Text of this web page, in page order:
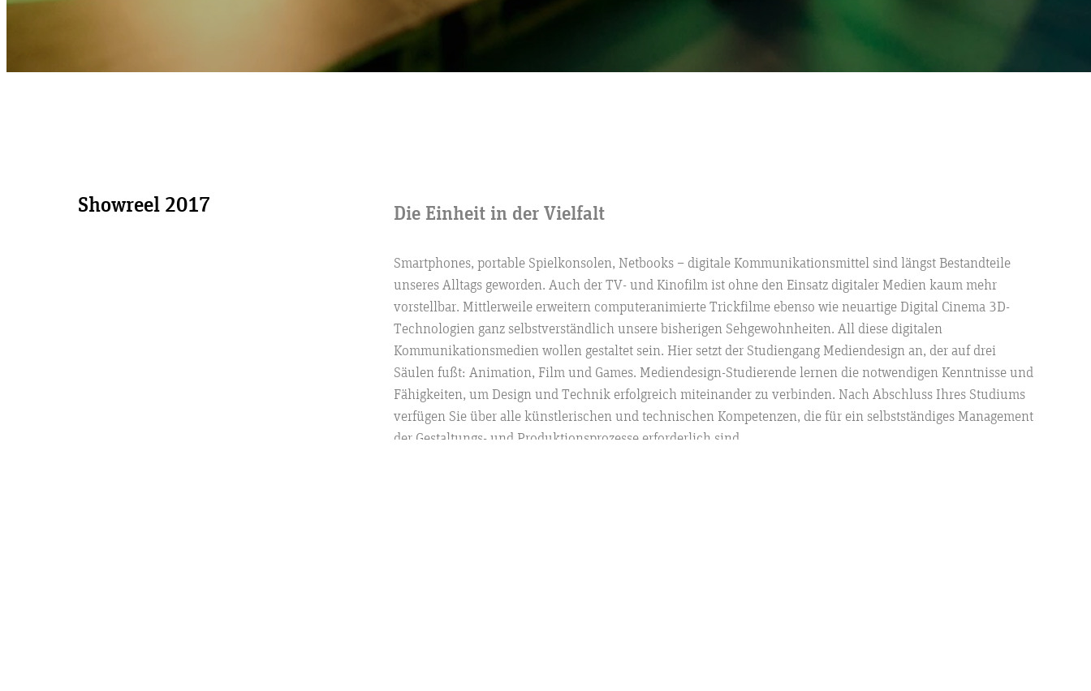
Showreel 2017 Die Einheit in der Vielfalt
Smartphones, portable Spielkonsolen, Netbooks – digitale Kommunikationsmittel sind längst Bestandteile
unseres Alltags geworden. Auch der TV- und Kinofilm ist ohne den Einsatz digitaler Medien kaum mehr
vorstellbar. Mittlerweile erweitern computeranimierte Trickfilme ebenso wie neuartige Digital Cinema 3D-
Technologien ganz selbstverständlich unsere bisherigen Sehgewohnheiten. All diese digitalen
Kommunikationsmedien wollen gestaltet sein. Hier setzt der Studiengang Mediendesign an, der auf drei
Säulen fußt: Animation, Film und Games. Mediendesign-Studierende lernen die notwendigen Kenntnisse und
Fähigkeiten, um Design und Technik erfolgreich miteinander zu verbinden. Nach Abschluss Ihres Studiums
verfügen Sie über alle künstlerischen und technischen Kompetenzen, die für ein selbstständiges Management
der Gestaltungs- und Produktionsprozesse erforderlich sind.